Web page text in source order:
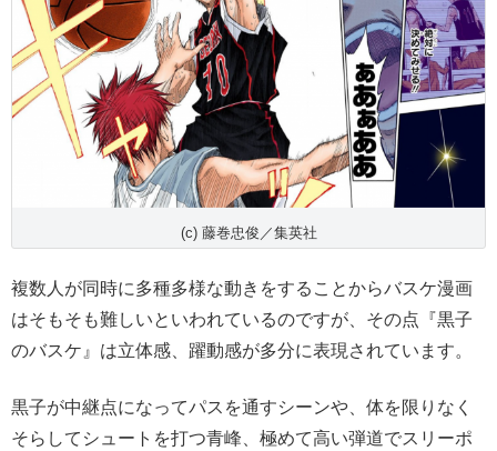
(c) 藤巻忠俊／集英社
複数人が同時に多種多様な動きをすることからバスケ漫画
はそもそも難しいといわれているのですが、その点『黒子
のバスケ』は立体感、躍動感が多分に表現されています。
黒子が中継点になってパスを通すシーンや、体を限りなく
そらしてシュートを打つ青峰、極めて高い弾道でスリーポ